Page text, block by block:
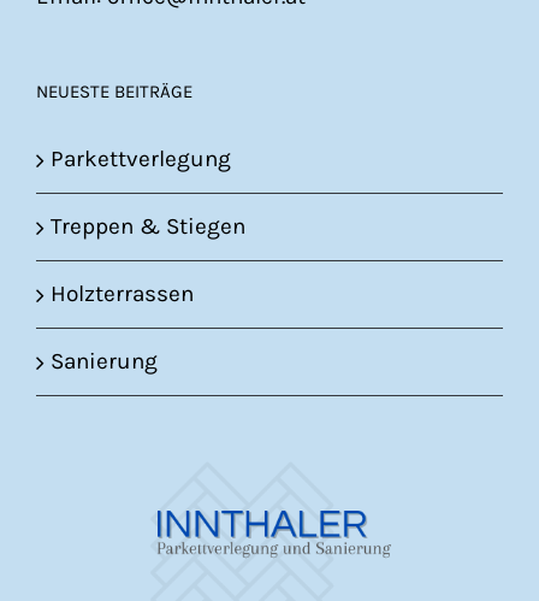
NEUESTE BEITRÄGE
Parkettverlegung
Treppen & Stiegen
Holzterrassen
Sanierung